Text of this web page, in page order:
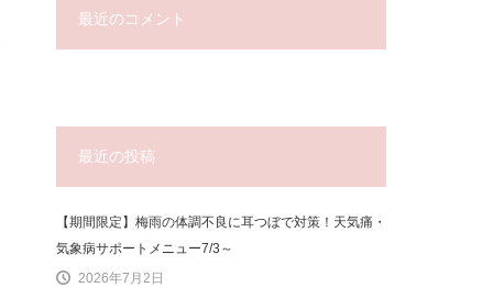
最近のコメント
最近の投稿
【期間限定】梅雨の体調不良に耳つぼで対策！天気痛・
気象病サポートメニュー7/3～
2026年7月2日